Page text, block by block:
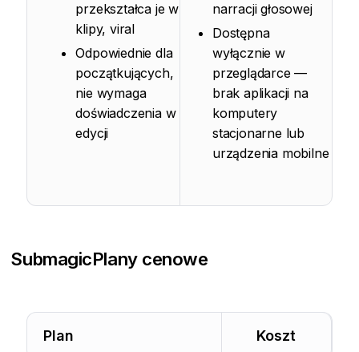
przekształca je w
klipy, viral
Odpowiednie dla
początkujących,
nie wymaga
doświadczenia w
edycji
narracji głosowej
Dostępna
wyłącznie w
przeglądarce —
brak aplikacji na
komputery
stacjonarne lub
urządzenia mobilne
SubmagicPlany cenowe
Plan Koszt